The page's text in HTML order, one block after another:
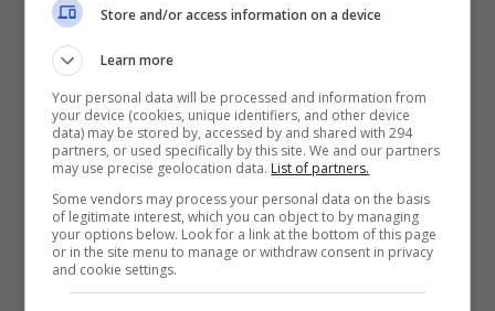
jet pejuang Sukhoi Su-30MKM di laluan udara teksi
lapangan terbang.
Biarpun tidak dapat melakukan penerbangan dalam
jet pejuang itu, namun Aiman akui berasa cukup
bertuah kerana mempunyai pengalaman sebegitu
berharga.
“Bila fikir balik saya tak layak pun kalau nak
dibandingkan dengan juruterbang tentera udara kita
yang berlatih selama bertahun-tahun untuk bawa
Store and/or access information on a device
Learn more
Your personal data will be processed and information from
your device (cookies, unique identifiers, and other device
data) may be stored by, accessed by and shared with 294
partners, or used specifically by this site. We and our partners
may use precise geolocation data. List of partners.
Some vendors may process your personal data on the basis
of legitimate interest, which you can object to by managing
your options below. Look for a link at the bottom of this page
or in the site menu to manage or withdraw consent in privacy
and cookie settings.